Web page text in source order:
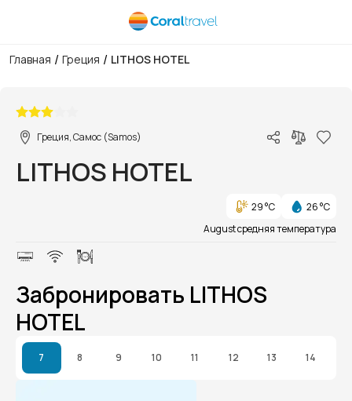
Главная / Греция / LITHOS HOTEL
Греция, Самос (Samos)
LITHOS HOTEL
29 °C
26 °C
August средняя температура
Забронировать LITHOS
HOTEL
7 8 9 10 11 12 13 14